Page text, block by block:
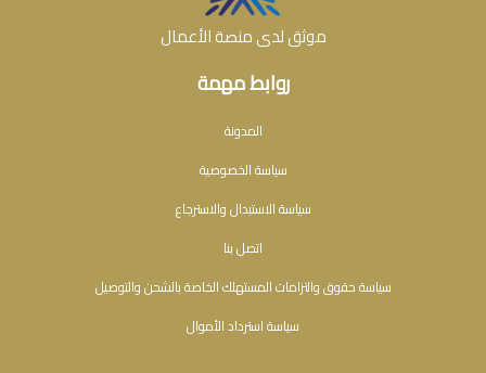
روابط مهمة
المدونة
سياسة الخصوصية
سياسة الاستبدال والاسترجاع
اتصل بنا
سياسة حقوق والتزامات المستهلك الخاصة بالشحن والتوصيل
سياسة استرداد الأموال
موثق لدى منصة الأعمال